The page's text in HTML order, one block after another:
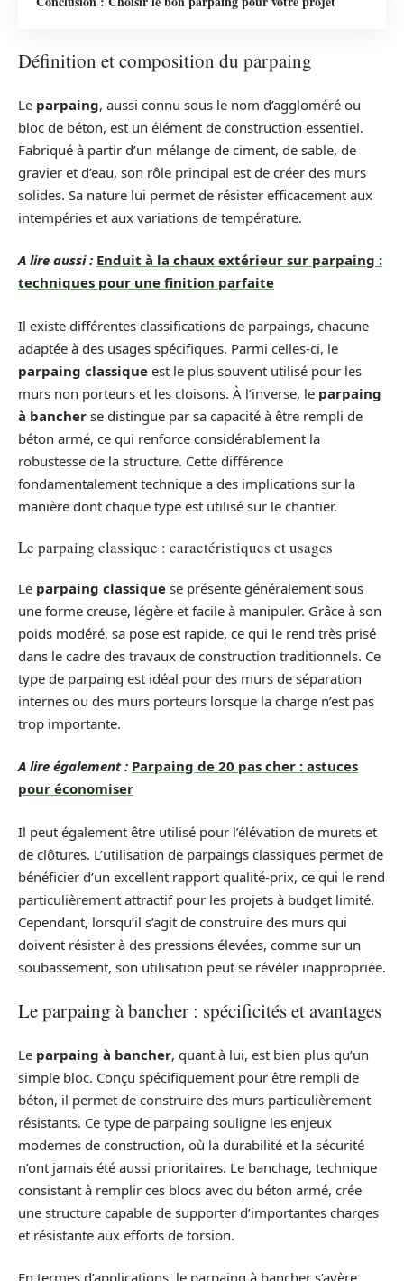
Définition et composition du parpaing
Le parpaing, aussi connu sous le nom d’aggloméré ou
bloc de béton, est un élément de construction essentiel.
Fabriqué à partir d’un mélange de ciment, de sable, de
gravier et d’eau, son rôle principal est de créer des murs
solides. Sa nature lui permet de résister efficacement aux
intempéries et aux variations de température.
A lire aussi : Enduit à la chaux extérieur sur parpaing :
techniques pour une finition parfaite
Il existe différentes classifications de parpaings, chacune
adaptée à des usages spécifiques. Parmi celles-ci, le
parpaing classique est le plus souvent utilisé pour les
murs non porteurs et les cloisons. À l’inverse, le parpaing
à bancher se distingue par sa capacité à être rempli de
béton armé, ce qui renforce considérablement la
robustesse de la structure. Cette différence
fondamentalement technique a des implications sur la
manière dont chaque type est utilisé sur le chantier.
Le parpaing classique : caractéristiques et usages
Le parpaing classique se présente généralement sous
une forme creuse, légère et facile à manipuler. Grâce à son
poids modéré, sa pose est rapide, ce qui le rend très prisé
dans le cadre des travaux de construction traditionnels. Ce
type de parpaing est idéal pour des murs de séparation
internes ou des murs porteurs lorsque la charge n’est pas
trop importante.
A lire également : Parpaing de 20 pas cher : astuces
pour économiser
Il peut également être utilisé pour l’élévation de murets et
de clôtures. L’utilisation de parpaings classiques permet de
bénéficier d’un excellent rapport qualité-prix, ce qui le rend
particulièrement attractif pour les projets à budget limité.
Cependant, lorsqu’il s’agit de construire des murs qui
doivent résister à des pressions élevées, comme sur un
soubassement, son utilisation peut se révéler inappropriée.
Le parpaing à bancher : spécificités et avantages
Le parpaing à bancher, quant à lui, est bien plus qu’un
simple bloc. Conçu spécifiquement pour être rempli de
béton, il permet de construire des murs particulièrement
résistants. Ce type de parpaing souligne les enjeux
modernes de construction, où la durabilité et la sécurité
n’ont jamais été aussi prioritaires. Le banchage, technique
consistant à remplir ces blocs avec du béton armé, crée
une structure capable de supporter d’importantes charges
et résistante aux efforts de torsion.
En termes d’applications, le parpaing à bancher s’avère